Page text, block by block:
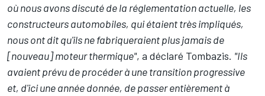
où nous avons discuté de la réglementation actuelle, les
constructeurs automobiles, qui étaient très impliqués,
nous ont dit qu'ils ne fabriqueraient plus jamais de
[nouveau] moteur thermique", a déclaré Tombazis. "Ils
avaient prévu de procéder à une transition progressive
et, d'ici une année donnée, de passer entièrement à